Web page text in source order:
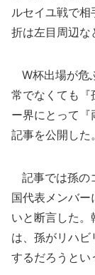
ルセイユ戦で
折は左目周辺な
W杯出場が危
常でなくても『
ー界にとって
記事を公開した。
記事では孫の
国代表メンバ
いと断言した。
は、孫がリハ
するだろうとい